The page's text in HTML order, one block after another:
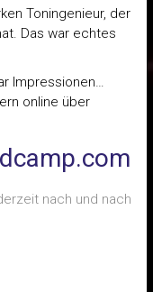
Toningenieur, der
Das war echtes
Impressionen…
online über
nach und nach